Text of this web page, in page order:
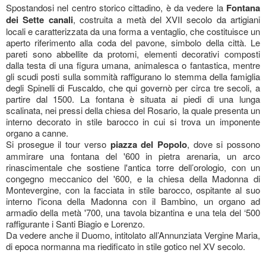
Spostandosi nel centro storico cittadino, è da vedere la Fontana
dei Sette canali, costruita a metà del XVII secolo da artigiani
locali e caratterizzata da una forma a ventaglio, che costituisce un
aperto riferimento alla coda del pavone, simbolo della città. Le
pareti sono abbellite da protomi, elementi decorativi composti
dalla testa di una figura umana, animalesca o fantastica, mentre
gli scudi posti sulla sommità raffigurano lo stemma della famiglia
degli Spinelli di Fuscaldo, che qui governò per circa tre secoli, a
partire dal 1500. La fontana è situata ai piedi di una lunga
scalinata, nei pressi della chiesa del Rosario, la quale presenta un
interno decorato in stile barocco in cui si trova un imponente
organo a canne.
Si prosegue il tour versopiazza del Popolo, dove si possono
ammirare una fontana del '600 in pietra arenaria, un arco
rinascimentale che sostiene l'antica torre dell’orologio, con un
congegno meccanico del '600, e la chiesa della Madonna di
Montevergine, con la facciata in stile barocco, ospitante al suo
interno l'icona della Madonna con il Bambino, un organo ad
armadio della metà '700, una tavola bizantina e una tela del ‘500
raffigurante i Santi Biagio e Lorenzo.
Da vedere anche il Duomo, intitolato all’Annunziata Vergine Maria,
di epoca normanna ma riedificato in stile gotico nel XV secolo.